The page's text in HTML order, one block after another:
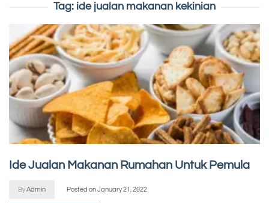
Tag: ide jualan makanan kekinian
Ide Jualan Makanan Rumahan Untuk Pemula
ByAdmin Posted onJanuary 21, 2022